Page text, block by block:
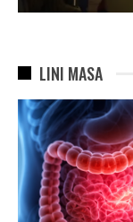
LINI MASA